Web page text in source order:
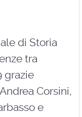
di Storia
tra
grazie
Corsini,
e